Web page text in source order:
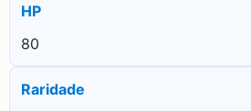
HP
80
Raridade